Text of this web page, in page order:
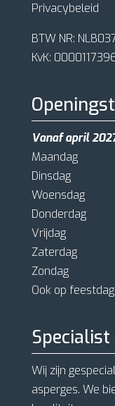
Privacybeleid
BTW NR:
KvK:
Vanaf april
Maandag
Dinsdag
Woensdag
Donderdag
Vrijdag
Zaterdag
Zondag
Ook op
Wij zijn
asperges. We